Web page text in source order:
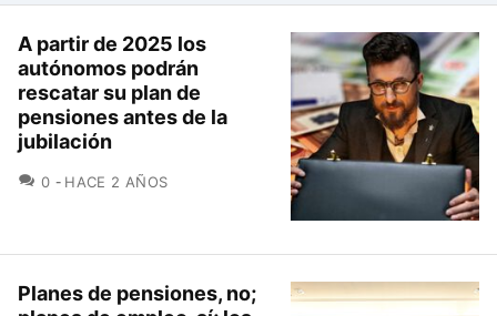
A partir de 2025 los
autónomos podrán
rescatar su plan de
pensiones antes de la
jubilación
0 COMENTARIOS
HACE 2 AÑOS
Planes de pensiones, no;